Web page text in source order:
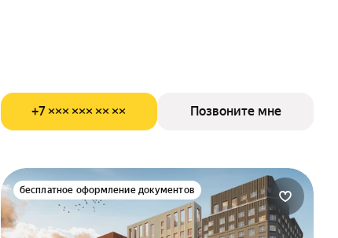
+7 ××× ××× ×× ×× Позвоните мне
бесплатное оформление документов